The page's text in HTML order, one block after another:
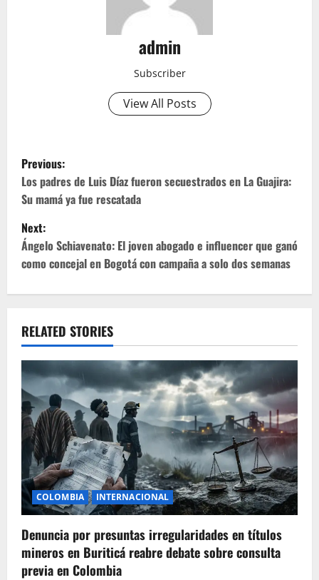
admin
Subscriber
View All Posts
P
o
s
t
n
v
i
g
a
t
i
o
n
Previous:
Los padres de Luis Díaz fueron secuestrados en La Guajira:
Su mamá ya fue rescatada
Next:
Ángelo Schiavenato: El joven abogado e influencer que ganó
como concejal en Bogotá con campaña a solo dos semanas
RELATED STORIES
COLOMBIA INTERNACIONAL
Denuncia por presuntas irregularidades en títulos
mineros en Buriticá reabre debate sobre consulta
previa en Colombia